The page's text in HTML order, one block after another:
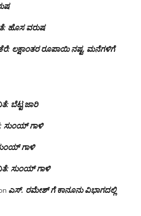
ಹೊಸ ವರುಷ
ಲಕ್ಷಾಂತರ ರೂಪಾಯಿ ನಷ್ಟ, ಮನೆಗಳಿಗೆ
ಬೆಟ್ಟ ಜಾರಿ
ಸುಂಯ್ ಗಾಳಿ
ಗಾಳಿ
ಸುಂಯ್ ಗಾಳಿ
ಎಸ್. ರಮೇಶ್ ಗೆ ಕಾನೂನು ವಿಭಾಗದಲ್ಲಿ